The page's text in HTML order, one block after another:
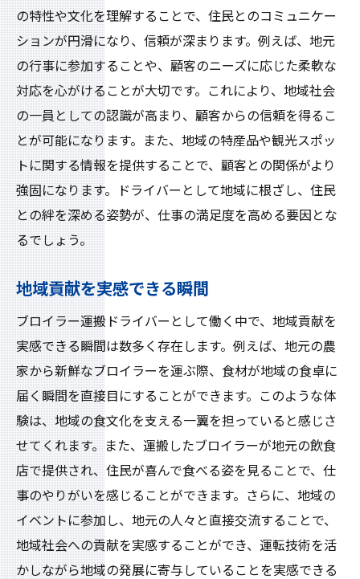
の特性や文化を理解することで、住民とのコミュニケー
ションが円滑になり、信頼が深まります。例えば、地元
の行事に参加することや、顧客のニーズに応じた柔軟な
対応を心がけることが大切です。これにより、地域社会
の一員としての認識が高まり、顧客からの信頼を得るこ
とが可能になります。また、地域の特産品や観光スポッ
トに関する情報を提供することで、顧客との関係がより
強固になります。ドライバーとして地域に根ざし、住民
との絆を深める姿勢が、仕事の満足度を高める要因とな
るでしょう。
地域貢献を実感できる瞬間
ブロイラー運搬ドライバーとして働く中で、地域貢献を
実感できる瞬間は数多く存在します。例えば、地元の農
家から新鮮なブロイラーを運ぶ際、食材が地域の食卓に
届く瞬間を直接目にすることができます。このような体
験は、地域の食文化を支える一翼を担っていると感じさ
せてくれます。また、運搬したブロイラーが地元の飲食
店で提供され、住民が喜んで食べる姿を見ることで、仕
事のやりがいを感じることができます。さらに、地域の
イベントに参加し、地元の人々と直接交流することで、
地域社会への貢献を実感することができ、運転技術を活
かしながら地域の発展に寄与していることを実感できる